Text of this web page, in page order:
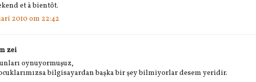
et à bientôt.
2010 om 22:42
zei
oynuyormuşuz,
bilgisayardan başka bir şey bilmiyorlar desem yeridir.